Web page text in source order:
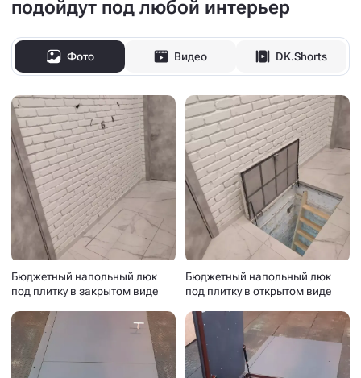
подойдут под любой интерьер
Фото Видео DK.Shorts
Бюджетный напольный люк
под плитку в закрытом виде
Бюджетный напольный люк
под плитку в открытом виде